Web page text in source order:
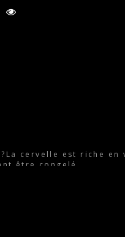
?La cervelle est riche
être congelé.